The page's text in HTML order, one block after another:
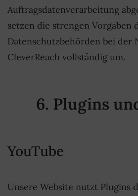
Auftragsdatenverarbeitung
setzen die strengen Vorgaben
Datenschutzbehörden bei der
CleverReach vollständig um.
6. Plugins
YouTube
Unsere Website nutzt Plugins